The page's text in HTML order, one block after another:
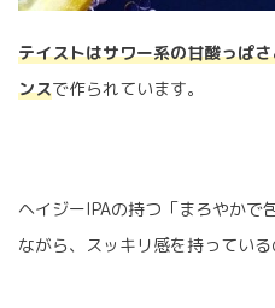
テイストはサワー系の甘酸っぱ
ンスで作られています。
ヘイジーIPAの持つ「まろやかで
ながら、スッキリ感を持っている